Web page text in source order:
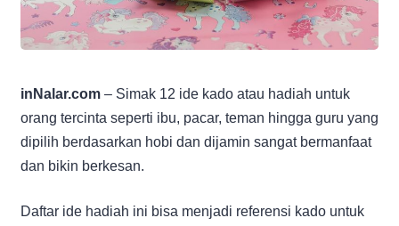
inNalar.com – Simak 12 ide kado atau hadiah untuk
orang tercinta seperti ibu, pacar, teman hingga guru yang
dipilih berdasarkan hobi dan dijamin sangat bermanfaat
dan bikin berkesan.
Daftar ide hadiah ini bisa menjadi referensi kado untuk